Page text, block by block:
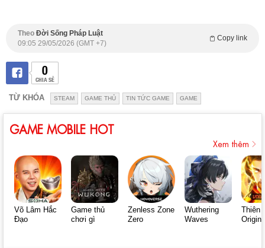
Theo Đời Sống Pháp Luật
Copy link
09:05 29/05/2026 (GMT +7)
0
CHIA SẺ
TỪ KHÓA STEAM GAME THỦ TIN TỨC GAME GAME
GAME MOBILE HOT
Xem thêm
Võ Lâm Hắc
Đạo
Game thủ
chơi gì
Zenless Zone
Zero
Wuthering
Waves
Thiên
Origin